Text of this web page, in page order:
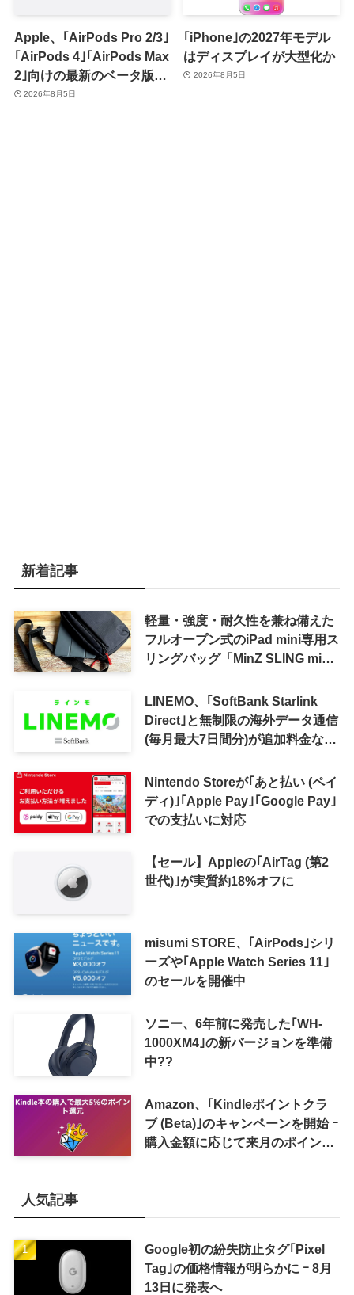
Apple、｢AirPods Pro 2/3｣
｢AirPods 4｣｢AirPods Max
2｣向けの最新のベータ版フ
ァームウェア｢9A5336b｣を
2026年8月5日
｢iPhone｣の2027年モデル
はディスプレイが大型化か
2026年8月5日
新着記事
軽量・強度・耐久性を兼ね備えた
フルオープン式のiPad mini専用ス
リングバッグ「MinZ SLING mini
LINEMO、｢SoftBank Starlink
Direct｣と無制限の海外データ通信
(毎月最大7日間分)が追加料金なし
Nintendo Storeが｢あと払い (ペイ
ディ)｣｢Apple Pay｣｢Google Pay｣
での支払いに対応
【セール】Appleの｢AirTag (第2
世代)｣が実質約18%オフに
misumi STORE、｢AirPods｣シリ
ーズや｢Apple Watch Series 11｣
のセールを開催中
ソニー、6年前に発売した｢WH-
1000XM4｣の新バージョンを準備
中??
Amazon、｢Kindleポイントクラ
ブ (Beta)｣のキャンペーンを開始 ｰ
購入金額に応じて来月のポイント
人気記事
Google初の紛失防止タグ｢Pixel
Tag｣の価格情報が明らかに ｰ 8月
13日に発表へ